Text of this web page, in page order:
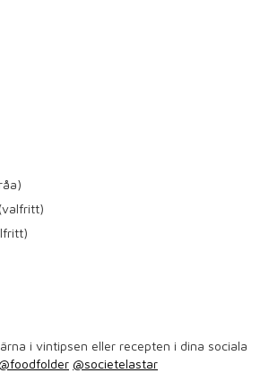
i vintipsen eller recepten i dina sociala
@foodfolder @societelastar